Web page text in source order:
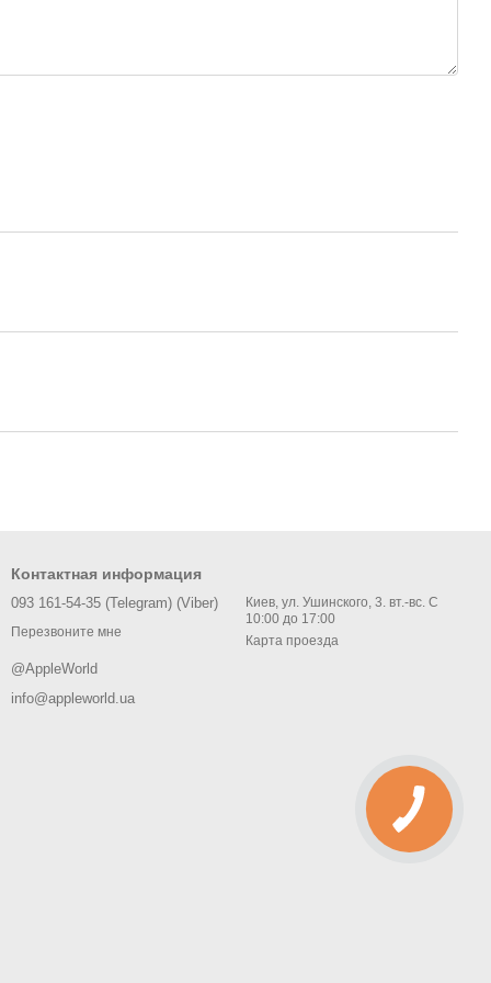
Контактная информация
093 161-54-35 (Telegram) (Viber)
Перезвоните мне
@AppleWorld
info@appleworld.ua
Киев, ул. Ушинского, 3. вт.-вс. С
10:00 до 17:00
Карта проезда